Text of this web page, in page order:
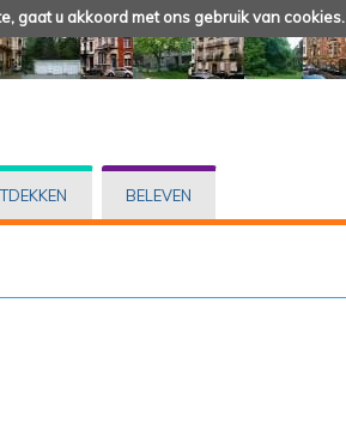
gaat u akkoord met ons gebruik van cookies.
BELEVEN